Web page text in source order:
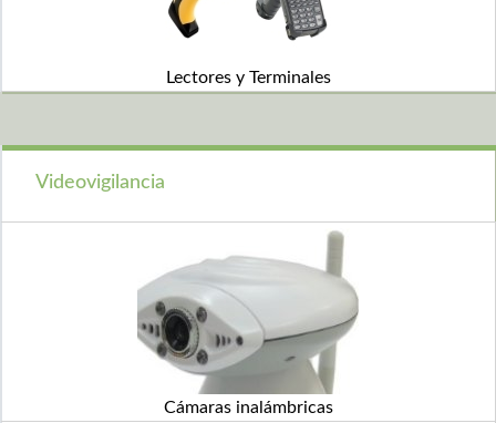
Lectores y Terminales
Videovigilancia
Cámaras inalámbricas